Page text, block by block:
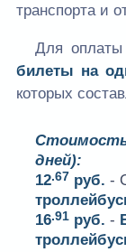
транспорта и
Для оплаты
билеты на
которых
дней):
12.67 руб. -
16.91 руб. -